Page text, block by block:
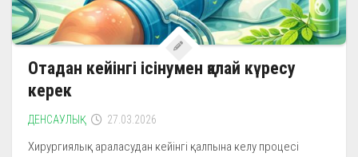
Отадан кейінгі ісінумен қалай күресу
керек
ДЕНСАУЛЫҚ 27.03.2026
Хирургиялық араласудан кейінгі қалпына келу процесі